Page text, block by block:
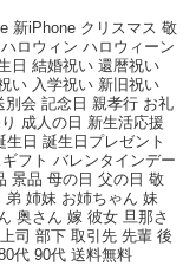
新iPhone クリスマス 敬
ロウィン ハロウィーン
日 結婚祝い 還暦祝い
い 入学祝い 新旧祝い
会 記念日 親孝行 お礼
成人の日 新生活応援
日 誕生日プレゼント
フト バレンタインデー
景品 母の日 父の日 敬
姉妹 お姉ちゃん 妹
奥さん 嫁 彼女 旦那さ
司 部下 取引先 先輩 後
代 90代 送料無料